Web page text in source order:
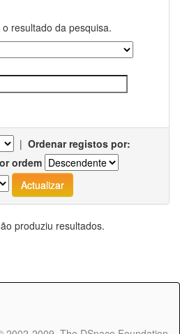
resultado da pesquisa.
| Ordenar registos por:
ordem
produziu resultados.